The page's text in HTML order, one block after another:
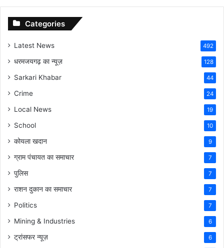
Categories
Latest News 492
धरमजयगढ़ का न्यूज़ 128
Sarkari Khabar 44
Crime 24
Local News 19
School 10
कोयला खदान 9
ग्राम पंचायत का समाचार 7
पुलिस 7
राशन दुकान का समाचार 7
Politics 7
Mining & Industries 6
ट्रांसफर न्यूज़ 6